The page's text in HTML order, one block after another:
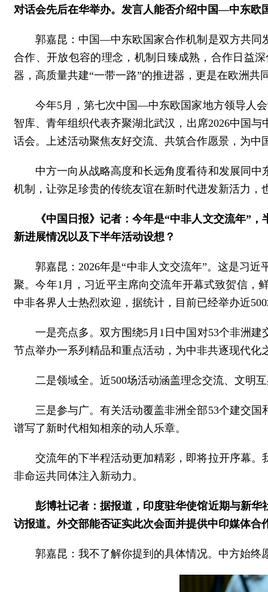
对话会先后在华举办。发言人能否介绍中国—中东欧
郭嘉昆：中国—中东欧国家合作机制是双方共同
合作、开放包容的理念，机制日臻成熟，合作日益
器，高质量共建“一带一路”的推进器，更是在欧洲共
今年5月，第七次中国—中东欧国家地方领导人
智库、青年组织代表齐聚湖北武汉，出席2026中国
话会。上述活动聚焦友好交流、共筑合作愿景，为
中方一向从战略高度和长远角度看待和发展同
机制，让弥足珍贵的传统友谊在新时代迸发新活力
《中国日报》记者：今年是“中非人文交流年”
新进展情况以及下半年活动设想？
郭嘉昆：2026年是“中非人文交流年”。这是习
聚。今年1月，习近平主席向交流年开幕式致贺信，
中非各界人士热烈欢迎，据统计，目前已经举办近
一是亮点多。双方围绕5月1日中国对53个非洲
节点举办一系列精品和重点活动，为中非共逐现代化
二是领域全。近500场活动涵盖理念交流、文明
三是参与广。有关活动覆盖非洲全部53个建交
谱写了新时代相知相亲的动人乐章。
交流年的下半程活动更加精彩，即将拉开序幕
非命运共同体注入新动力。
彭博社记者：据报道，印度驻华使馆近期与新
访报道。外交部能否证实此次会面并提供中印媒体合
郭嘉昆：我不了解你提到的具体情况。中方始